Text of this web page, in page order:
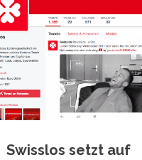
Swisslos setzt auf